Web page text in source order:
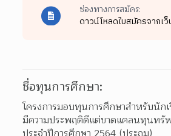
ช่องทางการสมัคร:
ดาวน์โหลดใบสมัครจากเ
ชื่อทุนการศึกษา:
โครงการมอบทุนการศึกษาสำหรับนัก
มีความประพฤติดีแต่ขาดแคลนทุนทรั